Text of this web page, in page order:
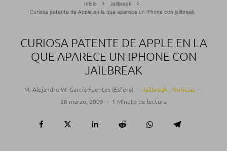
Inicio
Jailbreak
Curiosa patente de Apple en la que aparece un iPhone con jailbreak
CURIOSA PATENTE DE APPLE EN LA
QUE APARECE UN IPHONE CON
JAILBREAK
M. Alejandro W. García Fuentes (Esfera) · Jailbreak Noticias ·
28 marzo, 2009 · 1 Minuto de lectura